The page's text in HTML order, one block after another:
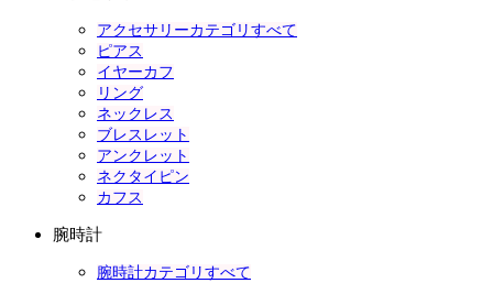
アクセサリーカテゴリすべて
ピアス
イヤーカフ
リング
ネックレス
ブレスレット
アンクレット
ネクタイピン
カフス
腕時計
腕時計カテゴリすべて